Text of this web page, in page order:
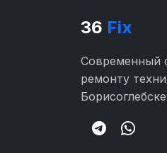
36 Fix
Современный
ремонту